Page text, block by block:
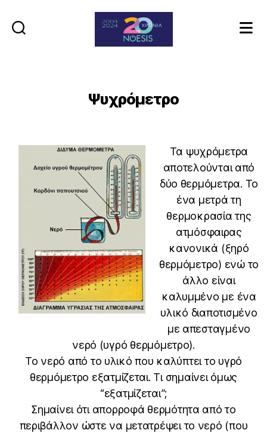
Ψυχρόμετρο
Τα ψυχρόμετρα
αποτελούνται από
δύο θερμόμετρα. Το
ένα μετρά τη
θερμοκρασία της
ατμόσφαιρας
κανονικά (ξηρό
θερμόμετρο) ενώ το
άλλο είναι
καλυμμένο με ένα
υλικό διαποτισμένο
με απεσταγμένο
νερό (υγρό θερμόμετρο).
Το νερό από το υλικό που καλύπτει το υγρό
θερμόμετρο εξατμίζεται. Τι σημαίνει όμως
“εξατμίζεται”;
Σημαίνει ότι απορροφά θερμότητα από το
περιβάλλον ώστε να μετατρέψει το νερό (που